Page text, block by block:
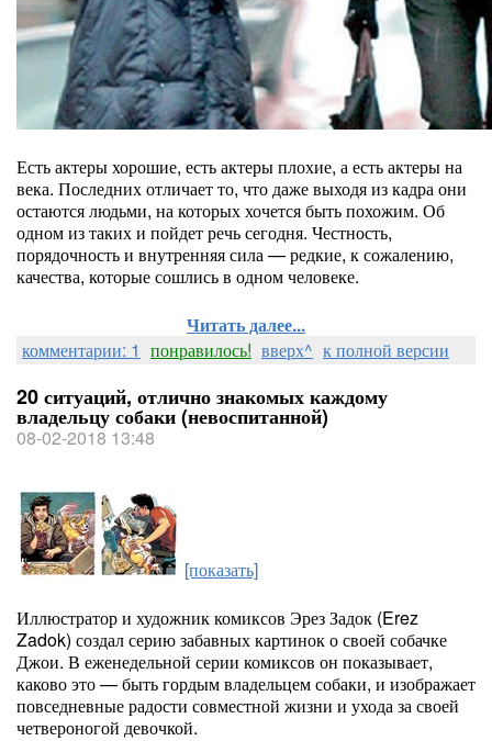
Есть актеры хорошие, есть актеры плохие, а есть актеры на
века. Последних отличает то, что даже выходя из кадра они
остаются людьми, на которых хочется быть похожим. Об
одном из таких и пойдет речь сегодня. Честность,
порядочность и внутренняя сила — редкие, к сожалению,
качества, которые сошлись в одном человеке.
Читать далее...
комментарии: 1 понравилось! вверх^ к полной версии
20 ситуаций, отлично знакомых каждому
владельцу собаки (невоспитанной)
08-02-2018 13:48
[показать]
Иллюстратор и художник комиксов Эрез Задок (Erez
Zadok) создал серию забавных картинок о своей собачке
Джои. В еженедельной серии комиксов он показывает,
каково это — быть гордым владельцем собаки, и изображает
повседневные радости совместной жизни и ухода за своей
четвероногой девочкой.